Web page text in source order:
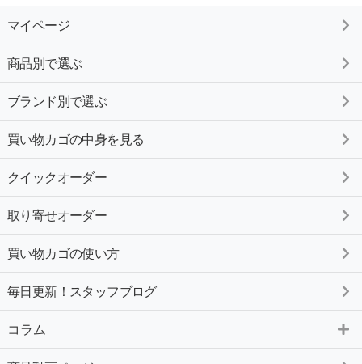
マイページ
商品別で選ぶ
ブランド別で選ぶ
買い物カゴの中身を見る
クイックオーダー
取り寄せオーダー
買い物カゴの使い方
毎日更新！スタッフブログ
コラム